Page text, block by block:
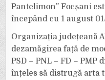
Pantelimon” Focșani
începând cu 1 august
Organizația județeană
dezamăgirea față de
PSD – PNL – FD –
înțeles să distrugă arta